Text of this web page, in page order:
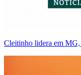
Cleitinho lidera em MG,